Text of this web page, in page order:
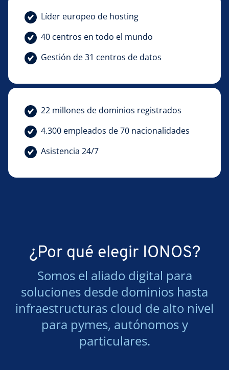
Líder europeo de hosting
40 centros en todo el mundo
Gestión de 31 centros de datos
22 millones de dominios registrados
4.300 empleados de 70 nacionalidades
Asistencia 24/7
¿Por qué elegir IONOS?
Somos el aliado digital para
soluciones desde dominios hasta
infraestructuras cloud de alto nivel
para pymes, autónomos y
particulares.